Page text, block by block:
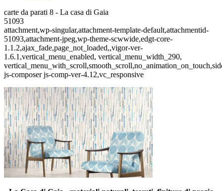
carte da parati 8 - La casa di Gaia
51093
attachment,wp-singular,attachment-template-default,attachmentid-
51093,attachment-jpeg,wp-theme-scwwide,edgt-core-
1.1.2,ajax_fade,page_not_loaded,,vigor-ver-
1.6.1,vertical_menu_enabled, vertical_menu_width_290,
js-composer js-comp-ver-4.12,vc_responsive